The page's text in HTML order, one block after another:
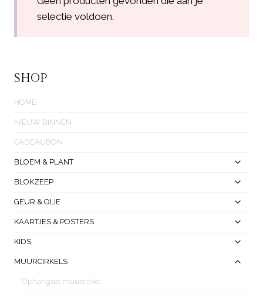
selectie voldoen.
SHOP
HOME
NIEUW BINNEN
CADEAUBON
BLOEM & PLANT
BLOKZEEP
GEUR & OLIE
KAARTJES & POSTERS
KIDS
MUURCIRKELS
Ophangset muurcirkel